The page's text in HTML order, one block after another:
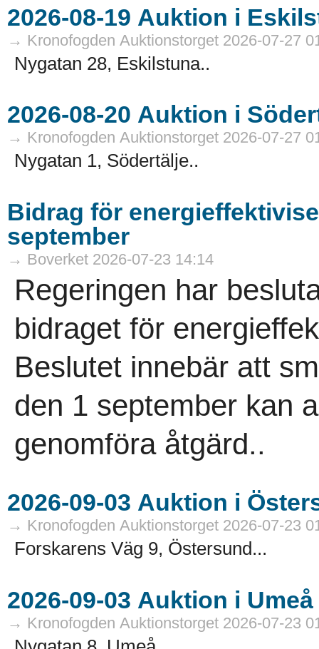
→ Kronofogden Auktionstorget 2026-07-27
Nygatan 28, Eskilstuna..
→ Kronofogden Auktionstorget 2026-07-27
Nygatan 1, Södertälje..
Bidrag för
september
→ Boverket 2026-07-23 14:14
Regeringen har
bidraget för
Beslutet innebär att
den 1 september kan
genomföra åtgärd..
→ Kronofogden Auktionstorget 2026-07-23
Forskarens Väg 9, Östersund...
→ Kronofogden Auktionstorget 2026-07-23